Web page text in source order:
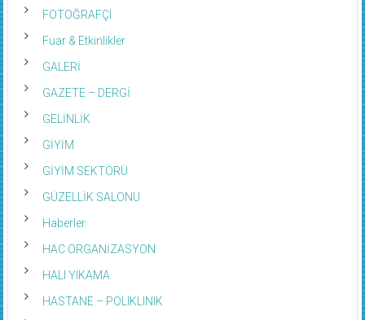
FOTOĞRAFÇI
Fuar & Etkinlikler
GALERİ
GAZETE – DERGİ
GELİNLİK
GİYİM
GİYİM SEKTÖRÜ
GÜZELLİK SALONU
Haberler
HAC ORGANİZASYON
HALI YIKAMA
HASTANE – POLIKLINIK